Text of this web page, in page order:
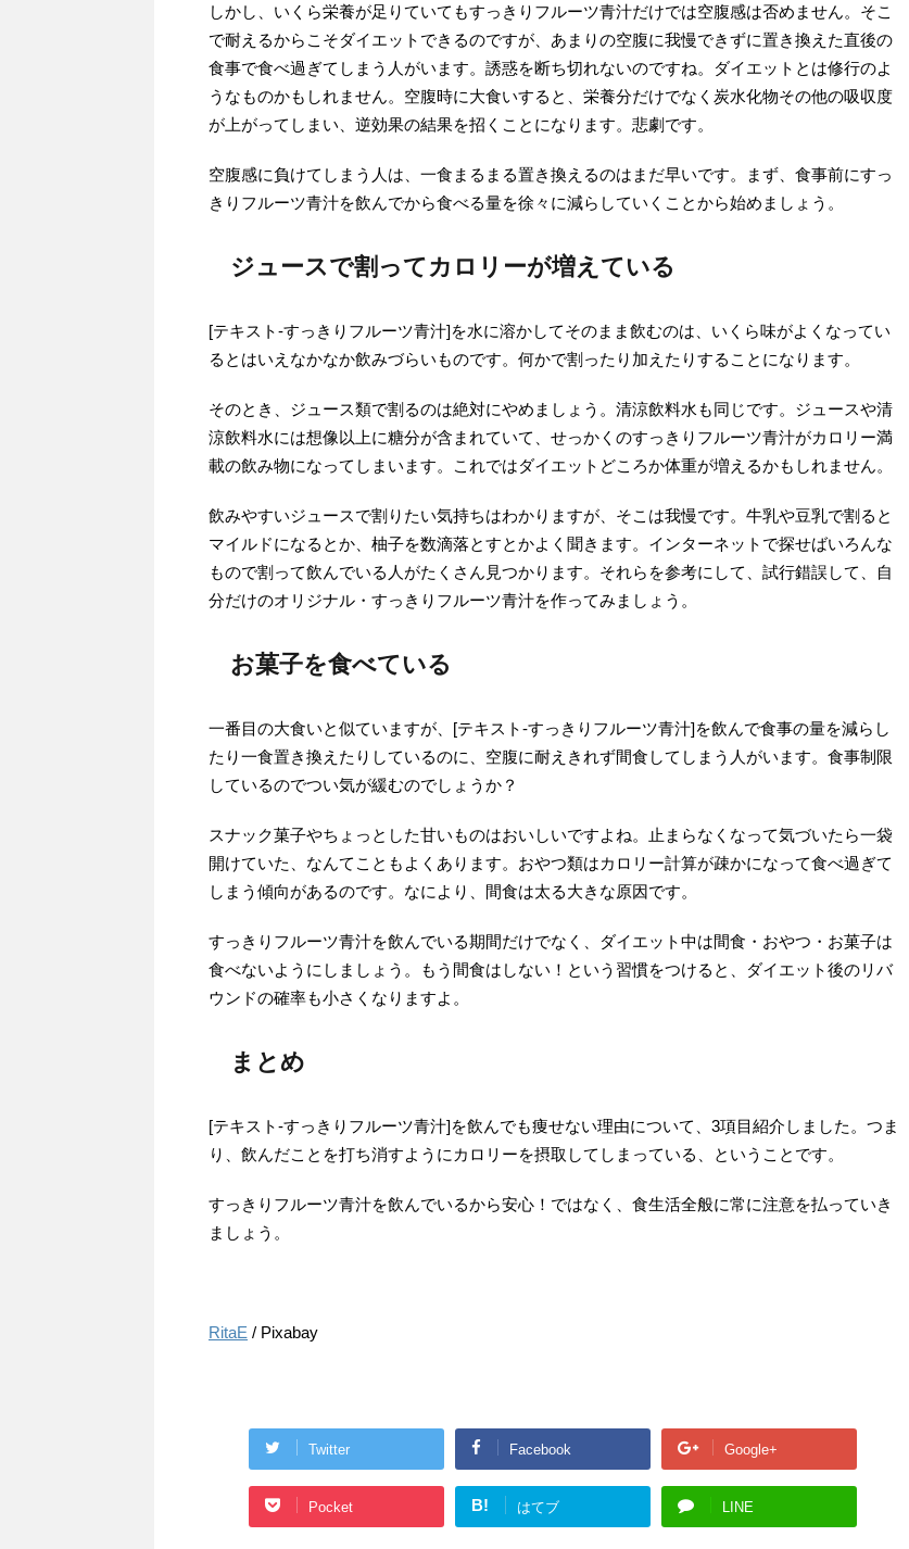
しかし、いくら栄養が足りていてもすっきりフルーツ青汁だけでは空腹感は否めません。そこ
で耐えるからこそダイエットできるのですが、あまりの空腹に我慢できずに置き換えた直後の
食事で食べ過ぎてしまう人がいます。誘惑を断ち切れないのですね。ダイエットとは修行のよ
うなものかもしれません。空腹時に大食いすると、栄養分だけでなく炭水化物その他の吸収度
が上がってしまい、逆効果の結果を招くことになります。悲劇です。
空腹感に負けてしまう人は、一食まるまる置き換えるのはまだ早いです。まず、食事前にすっ
きりフルーツ青汁を飲んでから食べる量を徐々に減らしていくことから始めましょう。
ジュースで割ってカロリーが増えている
[テキスト-すっきりフルーツ青汁]を水に溶かしてそのまま飲むのは、いくら味がよくなってい
るとはいえなかなか飲みづらいものです。何かで割ったり加えたりすることになります。
そのとき、ジュース類で割るのは絶対にやめましょう。清涼飲料水も同じです。ジュースや清
涼飲料水には想像以上に糖分が含まれていて、せっかくのすっきりフルーツ青汁がカロリー満
載の飲み物になってしまいます。これではダイエットどころか体重が増えるかもしれません。
飲みやすいジュースで割りたい気持ちはわかりますが、そこは我慢です。牛乳や豆乳で割ると
マイルドになるとか、柚子を数滴落とすとかよく聞きます。インターネットで探せばいろんな
もので割って飲んでいる人がたくさん見つかります。それらを参考にして、試行錯誤して、自
分だけのオリジナル・すっきりフルーツ青汁を作ってみましょう。
お菓子を食べている
一番目の大食いと似ていますが、[テキスト-すっきりフルーツ青汁]を飲んで食事の量を減らし
たり一食置き換えたりしているのに、空腹に耐えきれず間食してしまう人がいます。食事制限
しているのでつい気が緩むのでしょうか？
スナック菓子やちょっとした甘いものはおいしいですよね。止まらなくなって気づいたら一袋
開けていた、なんてこともよくあります。おやつ類はカロリー計算が疎かになって食べ過ぎて
しまう傾向があるのです。なにより、間食は太る大きな原因です。
すっきりフルーツ青汁を飲んでいる期間だけでなく、ダイエット中は間食・おやつ・お菓子は
食べないようにしましょう。もう間食はしない！という習慣をつけると、ダイエット後のリバ
ウンドの確率も小さくなりますよ。
まとめ
[テキスト-すっきりフルーツ青汁]を飲んでも痩せない理由について、3項目紹介しました。つま
り、飲んだことを打ち消すようにカロリーを摂取してしまっている、ということです。
すっきりフルーツ青汁を飲んでいるから安心！ではなく、食生活全般に常に注意を払っていき
ましょう。
RitaE / Pixabay
Twitter Facebook Google+
Pocket B! はてブ LINE